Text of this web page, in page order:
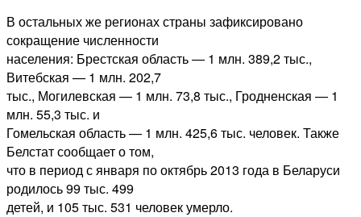
В остальных же регионах страны зафиксировано
сокращение численности
населения: Брестская область — 1 млн. 389,2 тыс.,
Витебская — 1 млн. 202,7
тыс., Могилевская — 1 млн. 73,8 тыс., Гродненская — 1
млн. 55,3 тыс. и
Гомельская область — 1 млн. 425,6 тыс. человек. Также
Белстат сообщает о том,
что в период с января по октябрь 2013 года в Беларуси
родилось 99 тыс. 499
детей, и 105 тыс. 531 человек умерло.